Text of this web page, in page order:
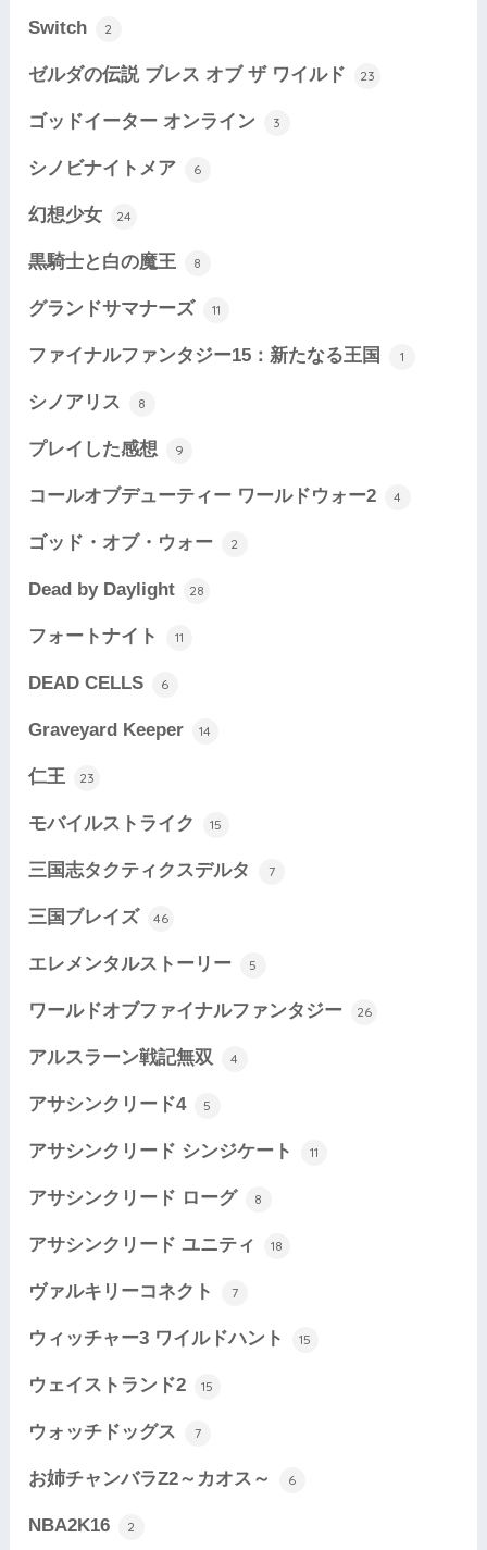
Switch 2
ゼルダの伝説 ブレス オブ ザ ワイルド 23
ゴッドイーター オンライン 3
シノビナイトメア 6
幻想少女 24
黒騎士と白の魔王 8
グランドサマナーズ 11
ファイナルファンタジー15：新たなる王国 1
シノアリス 8
プレイした感想 9
コールオブデューティー ワールドウォー2 4
ゴッド・オブ・ウォー 2
Dead by Daylight 28
フォートナイト 11
DEAD CELLS 6
Graveyard Keeper 14
仁王 23
モバイルストライク 15
三国志タクティクスデルタ 7
三国ブレイズ 46
エレメンタルストーリー 5
ワールドオブファイナルファンタジー 26
アルスラーン戦記無双 4
アサシンクリード4 5
アサシンクリード シンジケート 11
アサシンクリード ローグ 8
アサシンクリード ユニティ 18
ヴァルキリーコネクト 7
ウィッチャー3 ワイルドハント 15
ウェイストランド2 15
ウォッチドッグス 7
お姉チャンバラZ2～カオス～ 6
NBA2K16 2